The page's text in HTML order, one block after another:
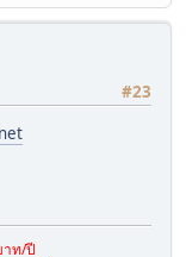
#23
าท/ปี